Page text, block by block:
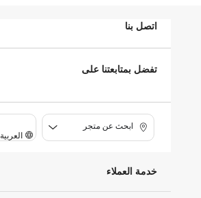
اتصل بنا
تفضل بمتابعتنا على
ابحث عن متجر
العربية
خدمة العملاء